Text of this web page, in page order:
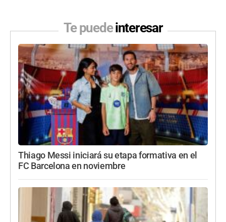
Te puedeinteresar
Thiago Messi iniciará su etapa formativa en el
FC Barcelona en noviembre